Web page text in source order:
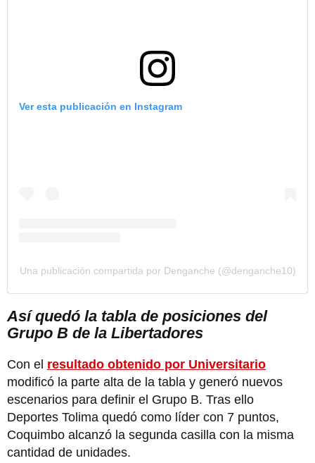
Ver esta publicación en Instagram
Una publicación compartida por Denganche (@denganche10)
Así quedó la tabla de posiciones del
Grupo B de la Libertadores
Con el resultado obtenido por Universitario
modificó la parte alta de la tabla y generó nuevos
escenarios para definir el Grupo B. Tras ello
Deportes Tolima quedó como líder con 7 puntos,
Coquimbo alcanzó la segunda casilla con la misma
cantidad de unidades.